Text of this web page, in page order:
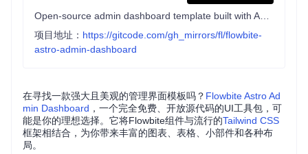
项目地址： https://gitcode.com/gh_mirrors/fl/flowbite-
astro-admin-dashboard
在寻找一款强大且美观的管理界面模板吗？ Flowbite Astro Ad
min Dashboard ，一个完全免费、开放源代码的UI工具包，可
能是你的理想选择。它将Flowbite组件与流行的Tailwind CSS
框架相结合，为你带来丰富的图表、表格、小部件和各种布
局。